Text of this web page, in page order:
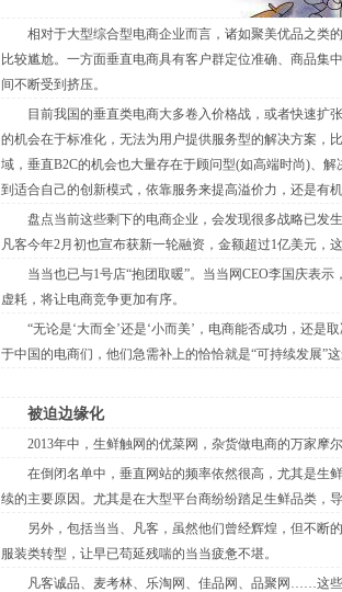
相对于大型综合型电商企业而言，诸如聚美优品之类的
比较尴尬。一方面垂直电商具有客户群定位准确、商品集
间不断受到挤压。
目前我国的垂直类电商大多卷入价格战，或者快速扩张
的机会在于标准化，无法为用户提供服务型的解决方案，
域，垂直B2C的机会也大量存在于顾问型(如高端时尚)、
到适合自己的创新模式，依靠服务来提高溢价力，还是有
盘点当前这些剩下的电商企业，会发现很多战略已发生
凡客今年2月初也宣布获新一轮融资，金额超过1亿美元，
当当也已与1号店“抱团取暖”。当当网CEO李国庆表示
虚耗，将让电商竞争更加有序。
“无论是‘大而全’还是‘小而美’，电商能否成功，还是
于中国的电商们，他们急需补上的恰恰就是“可持续发展”这
被迫边缘化
2013年中，生鲜触网的优菜网，杂货做电商的万家摩
在倒闭名单中，垂直网站的频率依然很高，尤其是生鲜
续的主要原因。尤其是在大型平台商纷纷踏足生鲜品类，
另外，包括当当、凡客，虽然他们曾经辉煌，但不断的
服装类转型，让早已苟延残喘的当当疲惫不堪。
凡客诚品、麦考林、乐淘网、佳品网、品聚网……这些